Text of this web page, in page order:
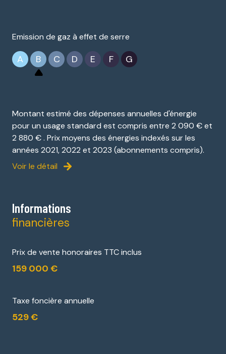
Emission de gaz à effet de serre
A B C D E F G
Montant estimé des dépenses annuelles d'énergie
pour un usage standard est compris entre 2 090 € et
2 880 € . Prix moyens des énergies indexés sur les
années 2021, 2022 et 2023 (abonnements compris).
Voir le détail
Informations
financières
Prix de vente honoraires TTC inclus
159 000 €
Taxe foncière annuelle
529 €